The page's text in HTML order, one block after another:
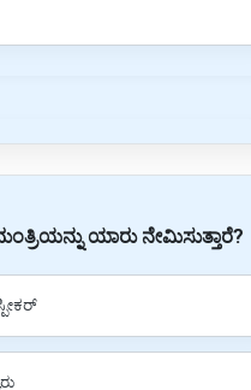
ಯಾರು ನೇಮಿಸುತ್ತಾರೆ?